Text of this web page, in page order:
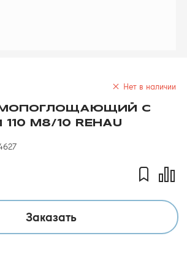
Нет в наличии
С
M8/10 REHAU
Заказать